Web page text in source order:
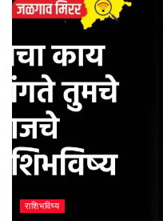
राशिभविष्य